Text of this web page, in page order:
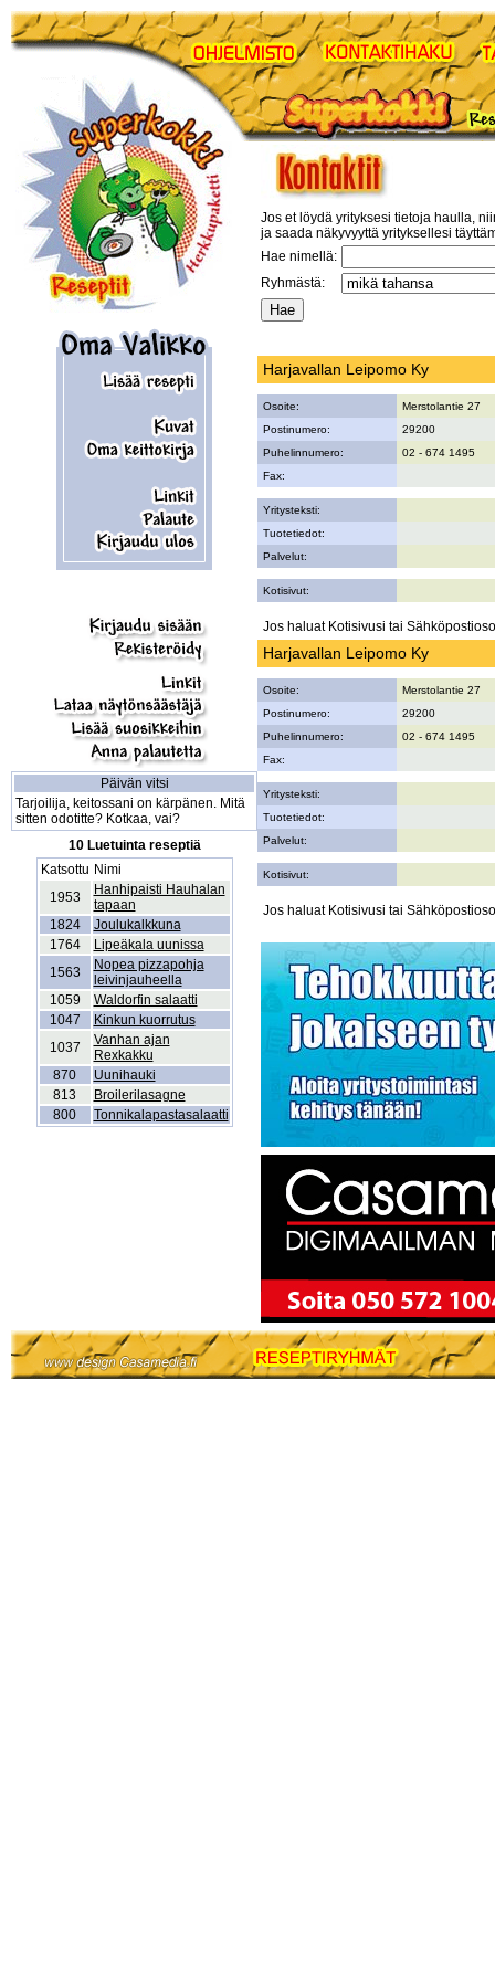
Päivän vitsi
Tarjoilija, keitossani on kärpänen. Mitä
sitten odotitte? Kotkaa, vai?
10 Luetuinta reseptiä
Katsottu Nimi
1953
Hanhipaisti Hauhalan
tapaan
1824
Joulukalkkuna
1764
Lipeäkala uunissa
1563
Nopea pizzapohja
leivinjauheella
1059
Waldorfin salaatti
1047
Kinkun kuorrutus
1037
Vanhan ajan
Rexkakku
870
Uunihauki
813
Broilerilasagne
800
Tonnikalapastasalaatti
Jos et löydä yrityksesi tietoja haulla,
ja saada näkyvyyttä yrityksellesi
Hae nimellä:
Ryhmästä:
Harjavallan Leipomo Ky
Osoite:
Merstolantie 27
Postinumero:
29200
Puhelinnumero:
02 - 674 1495
Fax:
Yritysteksti:
Tuotetiedot:
Palvelut:
Kotisivut:
Jos haluat Kotisivusi tai
Harjavallan Leipomo Ky
Osoite:
Merstolantie 27
Postinumero:
29200
Puhelinnumero:
02 - 674 1495
Fax:
Yritysteksti:
Tuotetiedot:
Palvelut:
Kotisivut:
Jos haluat Kotisivusi tai